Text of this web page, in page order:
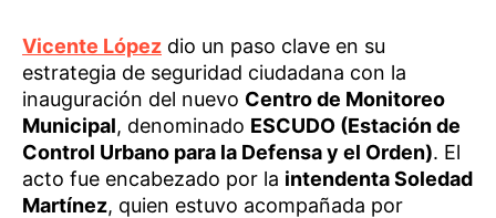
Vicente López dio un paso clave en su
estrategia de seguridad ciudadana con la
inauguración del nuevo Centro de Monitoreo
Municipal, denominado ESCUDO (Estación de
Control Urbano para la Defensa y el Orden). El
acto fue encabezado por la intendenta Soledad
Martínez, quien estuvo acompañada por